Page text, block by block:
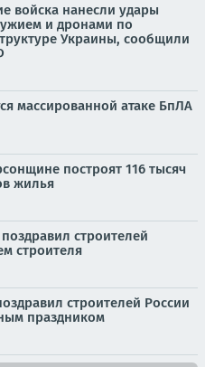
войска нанесли удары
и дронами по
Украины, сообщили
массированной атаке БпЛА
построят 116 тысяч
жилья
строителей
строителя
строителей России
праздником